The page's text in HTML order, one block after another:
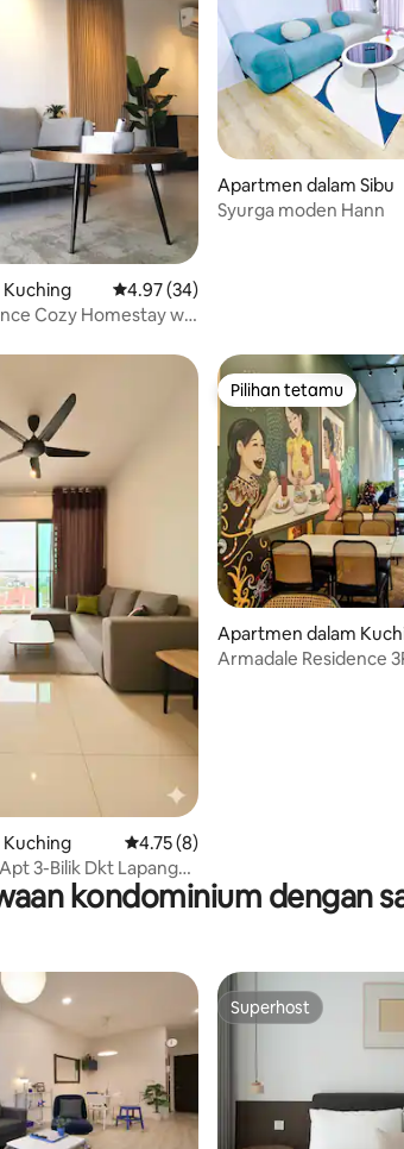
5, 11 ulasan
Penarafan purata 4.97 daripada 5,
4.97 (34)
Cozy Homestay w/
Apartmen dalam Sibu
Syurga moden Hann
5, 20 ulasan
Penarafan purata 4.75 daripada 5,
4.75 (8)
3-Bilik Dkt Lapangan
Pilihan tetamu
Pilihan tetamu
Apartmen dalam
Armadale Residence
kondominium dengan
Superhost
Superhost